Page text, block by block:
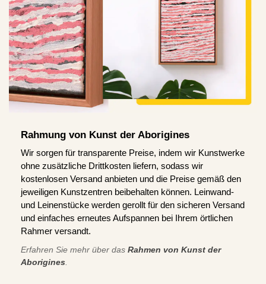
Rahmung von Kunst der Aborigines
Wir sorgen für transparente Preise, indem wir Kunstwerke
ohne zusätzliche Drittkosten liefern, sodass wir
kostenlosen Versand anbieten und die Preise gemäß den
jeweiligen Kunstzentren beibehalten können. Leinwand-
und Leinenstücke werden gerollt für den sicheren Versand
und einfaches erneutes Aufspannen bei Ihrem örtlichen
Rahmer versandt.
Erfahren Sie mehr über das Rahmen von Kunst der
Aborigines